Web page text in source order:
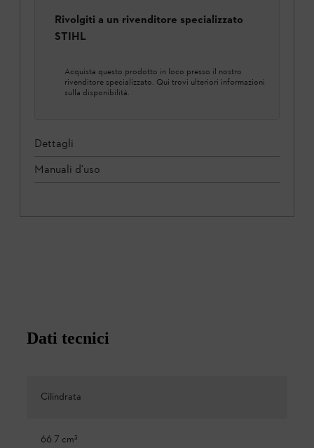
Rivolgiti a un rivenditore specializzato
STIHL
Acquista questo prodotto in loco presso il nostro
rivenditore specializzato. Qui trovi ulteriori informazioni
sulla disponibilità.
Dettagli
Manuali d'uso
Dati tecnici
Cilindrata
66.7 cm³